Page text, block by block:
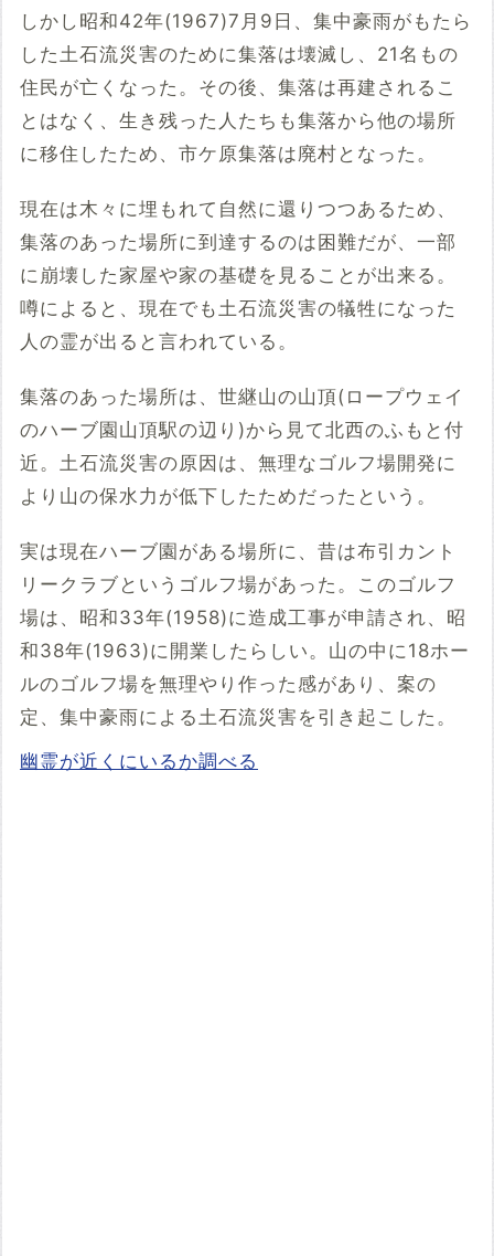
しかし昭和42年(1967)7月9日、集中豪雨がもたら
した土石流災害のために集落は壊滅し、21名もの
住民が亡くなった。その後、集落は再建されるこ
とはなく、生き残った人たちも集落から他の場所
に移住したため、市ケ原集落は廃村となった。
現在は木々に埋もれて自然に還りつつあるため、
集落のあった場所に到達するのは困難だが、一部
に崩壊した家屋や家の基礎を見ることが出来る。
噂によると、現在でも土石流災害の犠牲になった
人の霊が出ると言われている。
集落のあった場所は、世継山の山頂(ロープウェイ
のハーブ園山頂駅の辺り)から見て北西のふもと付
近。土石流災害の原因は、無理なゴルフ場開発に
より山の保水力が低下したためだったという。
実は現在ハーブ園がある場所に、昔は布引カント
リークラブというゴルフ場があった。このゴルフ
場は、昭和33年(1958)に造成工事が申請され、昭
和38年(1963)に開業したらしい。山の中に18ホー
ルのゴルフ場を無理やり作った感があり、案の
定、集中豪雨による土石流災害を引き起こした。
幽霊が近くにいるか調べる